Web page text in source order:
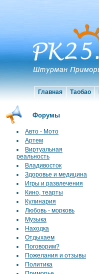
Главная Таобао
Форумы
Авто - Мото
Артем
Виртуальная
реальность
Владивосток
Здоровье и медицина
Игры и развлечения
Кино, теарты
Кулинария
Любовь - морковь
Музыка
Находка
Отдыхаем
Поговорим?
Пожелания и отзывы
Политика